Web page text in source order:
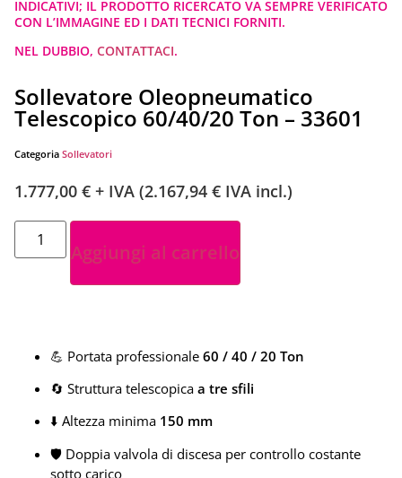
INDICATIVI; IL PRODOTTO RICERCATO VA SEMPRE VERIFICATO
CON L’IMMAGINE ED I DATI TECNICI FORNITI.
NEL DUBBIO, CONTATTACI.
Sollevatore Oleopneumatico
Telescopico 60/40/20 Ton – 33601
Categoria Sollevatori
1.777,00 € + IVA (2.167,94 € IVA incl.)
Aggiungi al carrello
💪 Portata professionale 60 / 40 / 20 Ton
🔄 Struttura telescopica a tre sfili
⬇️ Altezza minima 150 mm
🛡️ Doppia valvola di discesa per controllo costante
sotto carico